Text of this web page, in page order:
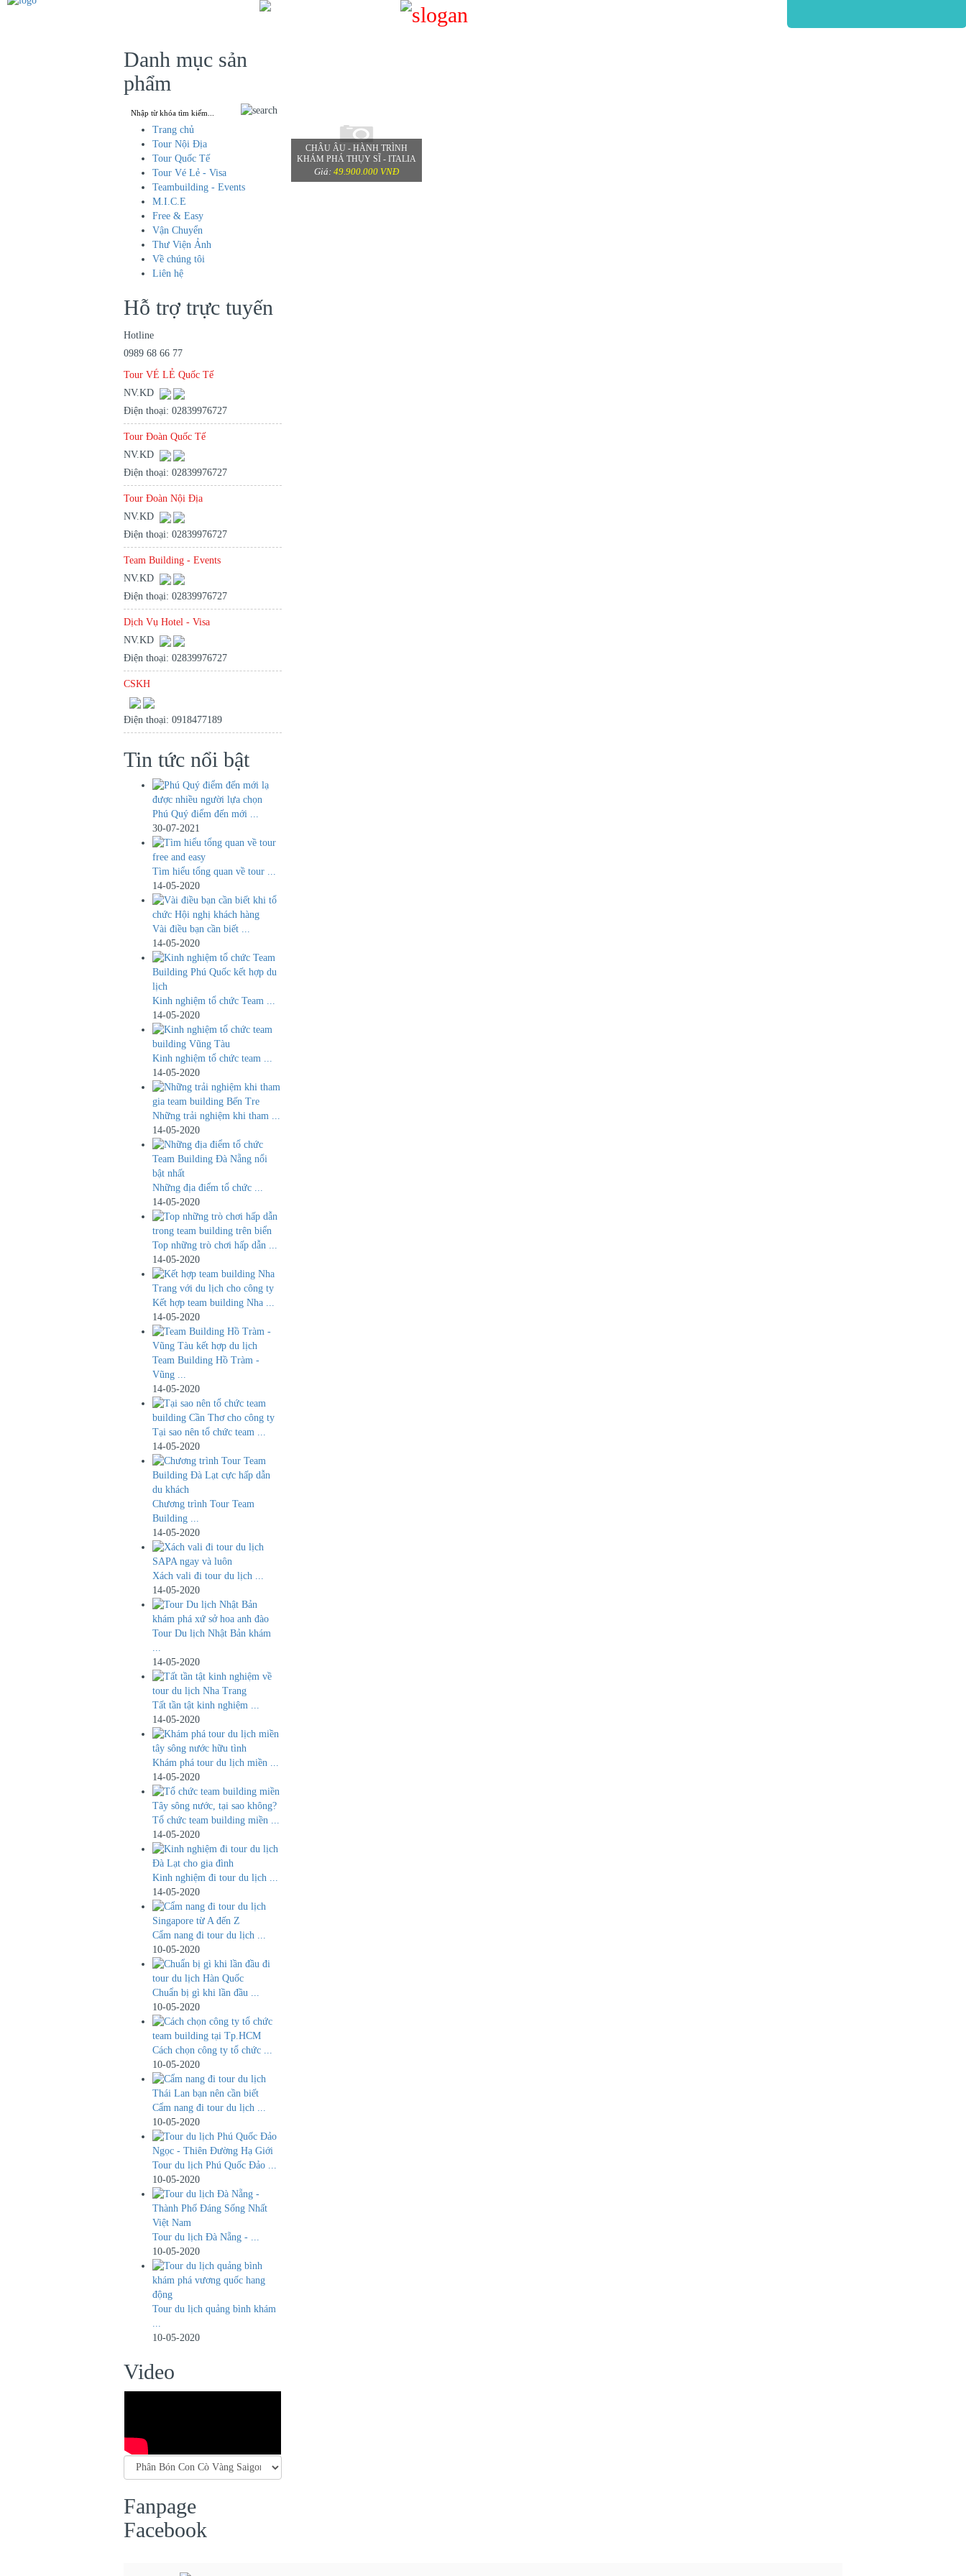
CHÂU ÂU - HÀNH TRÌNH
KHÁM PHÁ THỤY SĨ - ITALIA
Giá: 49.900.000 VNĐ
Danh mục sản
phẩm
Trang chủ
Tour Nội Địa
Tour Quốc Tế
Tour Vé Lẻ - Visa
Teambuilding - Events
M.I.C.E
Free & Easy
Vận Chuyển
Thư Viện Ảnh
Về chúng tôi
Liên hệ
Hỗ trợ trực tuyến
Hotline
0989 68 66 77
Tour VÉ LẺ Quốc Tế
NV.KD
Điện thoại: 02839976727
Tour Đoàn Quốc Tế
NV.KD
Điện thoại: 02839976727
Tour Đoàn Nội Địa
NV.KD
Điện thoại: 02839976727
Team Building - Events
NV.KD
Điện thoại: 02839976727
Dịch Vụ Hotel - Visa
NV.KD
Điện thoại: 02839976727
CSKH
Điện thoại: 0918477189
Tin tức nổi bật
Phú Quý điểm đến mới ...
30-07-2021
Tìm hiểu tổng quan về tour ...
14-05-2020
Vài điều bạn cần biết ...
14-05-2020
Kinh nghiệm tổ chức Team ...
14-05-2020
Kinh nghiệm tổ chức team ...
14-05-2020
Những trải nghiệm khi tham ...
14-05-2020
Những địa điểm tổ chức ...
14-05-2020
Top những trò chơi hấp dẫn ...
14-05-2020
Kết hợp team building Nha ...
14-05-2020
Team Building Hồ Tràm -
Vũng ...
14-05-2020
Tại sao nên tổ chức team ...
14-05-2020
Chương trình Tour Team
Building ...
14-05-2020
​Xách vali đi tour du lịch ...
14-05-2020
Tour Du lịch Nhật Bản khám
...
14-05-2020
Tất tần tật kinh nghiệm ...
14-05-2020
Khám phá tour du lịch miền ...
14-05-2020
Tổ chức team building miền ...
14-05-2020
Kinh nghiệm đi tour du lịch ...
14-05-2020
​Cẩm nang đi tour du lịch ...
10-05-2020
Chuẩn bị gì khi lần đầu ...
10-05-2020
Cách chọn công ty tổ chức ...
10-05-2020
Cẩm nang đi tour du lịch ...
10-05-2020
Tour du lịch Phú Quốc Đảo ...
10-05-2020
Tour du lịch Đà Nẵng - ...
10-05-2020
Tour du lịch quảng bình khám
...
10-05-2020
Video
Fanpage
Facebook